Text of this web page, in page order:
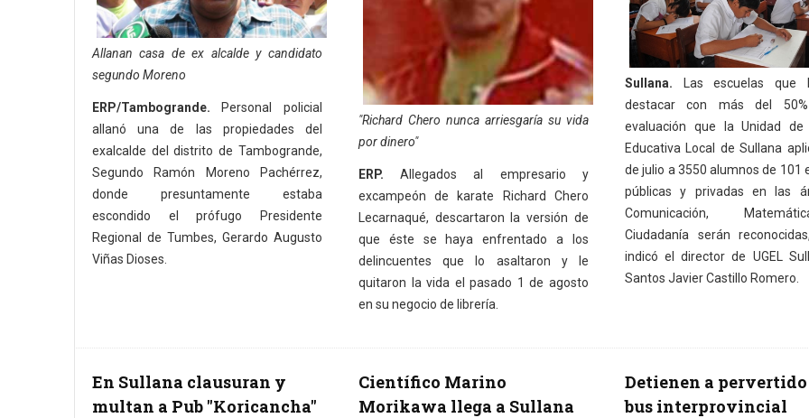
Allanan casa de ex alcalde y candidato
segundo Moreno
ERP/Tambogrande. Personal policial
allanó una de las propiedades del
exalcalde del distrito de Tambogrande,
Segundo Ramón Moreno Pachérrez,
donde presuntamente estaba
escondido el prófugo Presidente
Regional de Tumbes, Gerardo Augusto
Viñas Dioses.
"Richard Chero nunca arriesgaría su vida
por dinero"
ERP. Allegados al empresario y
excampeón de karate Richard Chero
Lecarnaqué, descartaron la versión de
que éste se haya enfrentado a los
delincuentes que lo asaltaron y le
quitaron la vida el pasado 1 de agosto
en su negocio de librería.
Sullana. Las escuelas que
destacar con más del
evaluación que la Unidad de
Educativa Local de Sullana
de julio a 3550 alumnos de 101
públicas y privadas en las
Comunicación,
Ciudadanía serán
indicó el director de UGEL
Santos Javier Castillo Romero.
En Sullana clausuran y
multan a Pub "Koricancha"
Científico Marino
Morikawa llega a Sullana
Detienen a
bus interprovincial